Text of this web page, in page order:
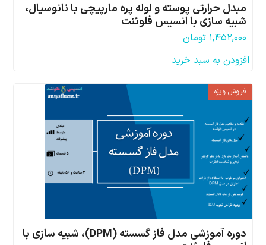
مبدل حرارتی پوسته و لوله پره مارپیچی با نانوسیال،
شبیه سازی با انسیس فلوئنت
۱,۴۵۲,۰۰۰ تومان
افزودن به سبد خرید
فروش ویژه
دوره آموزشی مدل فاز گسسته (DPM)، شبیه سازی با